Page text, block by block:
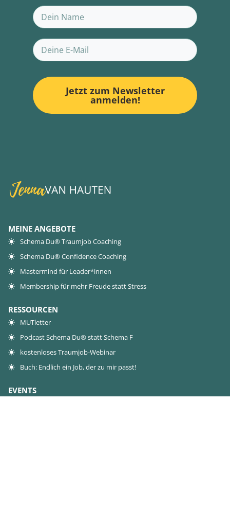
Jetzt zum Newsletter
anmelden!
MEINE ANGEBOTE
Schema Du® Traumjob Coaching
Schema Du® Confidence Coaching
Mastermind für Leader*innen
Membership für mehr Freude statt Stress
RESSOURCEN
MUTletter
Podcast Schema Du® statt Schema F
kostenloses Traumjob-Webinar
Buch: Endlich ein Job, der zu mir passt!
EVENTS